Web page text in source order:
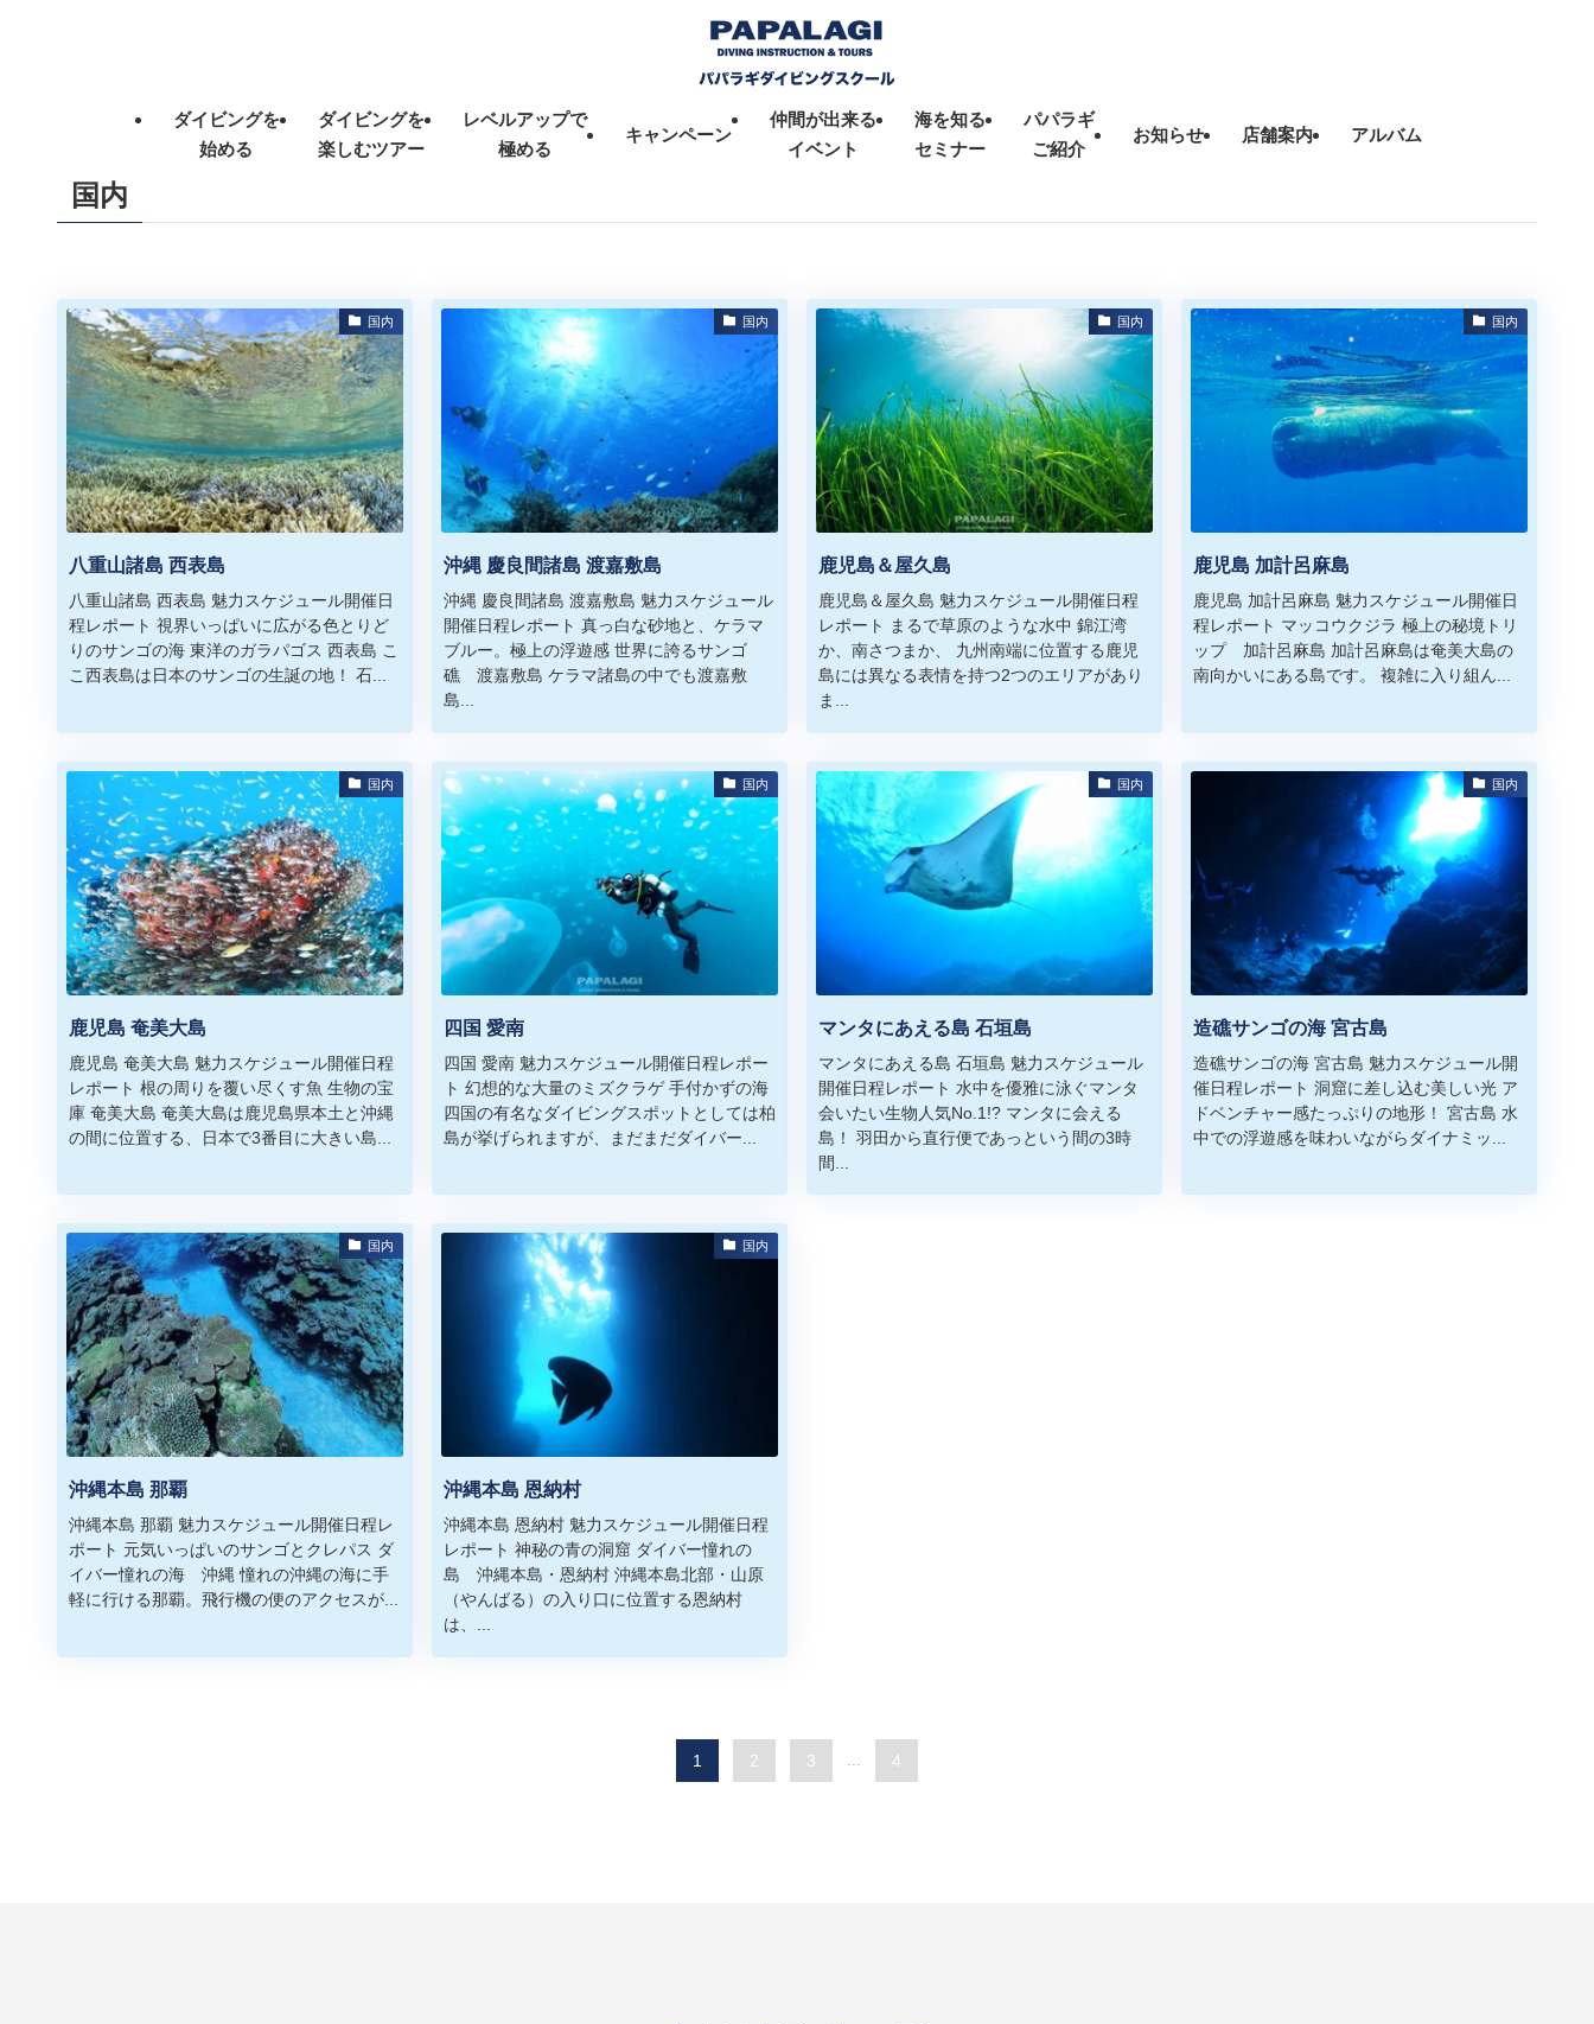
ダイビングを
始める
ダイビングを
楽しむツアー
レベルアップで
極める
キャンペーン
仲間が出来る
イベント
海を知る
セミナー
パパラギ
ご紹介
お知らせ 店舗案内 アルバム
国内
国内
八重山諸島 西表島
八重山諸島 西表島 魅力スケジュール開催日
程レポート 視界いっぱいに広がる色とりど
りのサンゴの海 東洋のガラパゴス 西表島 こ
こ西表島は日本のサンゴの生誕の地！ 石...
国内
沖縄 慶良間諸島 渡嘉敷島
沖縄 慶良間諸島 渡嘉敷島 魅力スケジュール
開催日程レポート 真っ白な砂地と、ケラマ
ブルー。極上の浮遊感 世界に誇るサンゴ
礁 渡嘉敷島 ケラマ諸島の中でも渡嘉敷
島...
国内
鹿児島＆屋久島
鹿児島＆屋久島 魅力スケジュール開催日程
レポート まるで草原のような水中 錦江湾
か、南さつまか、 九州南端に位置する鹿児
島には異なる表情を持つ2つのエリアがあり
ま...
国内
鹿児島 加計呂麻島
鹿児島 加計呂麻島 魅力スケジュール開催日
程レポート マッコウクジラ 極上の秘境トリ
ップ 加計呂麻島 加計呂麻島は奄美大島の
南向かいにある島です。 複雑に入り組ん...
国内
鹿児島 奄美大島
鹿児島 奄美大島 魅力スケジュール開催日程
レポート 根の周りを覆い尽くす魚 生物の宝
庫 奄美大島 奄美大島は鹿児島県本土と沖縄
の間に位置する、日本で3番目に大きい島...
国内
四国 愛南
四国 愛南 魅力スケジュール開催日程レポー
ト 幻想的な大量のミズクラゲ 手付かずの海
四国の有名なダイビングスポットとしては柏
島が挙げられますが、まだまだダイバー...
国内
マンタにあえる島 石垣島
マンタにあえる島 石垣島 魅力スケジュール
開催日程レポート 水中を優雅に泳ぐマンタ
会いたい生物人気No.1!? マンタに会える
島！ 羽田から直行便であっという間の3時
間...
国内
造礁サンゴの海 宮古島
造礁サンゴの海 宮古島 魅力スケジュール開
催日程レポート 洞窟に差し込む美しい光 ア
ドベンチャー感たっぷりの地形！ 宮古島 水
中での浮遊感を味わいながらダイナミッ...
国内
沖縄本島 那覇
沖縄本島 那覇 魅力スケジュール開催日程レ
ポート 元気いっぱいのサンゴとクレパス ダ
イバー憧れの海 沖縄 憧れの沖縄の海に手
軽に行ける那覇。飛行機の便のアクセスが...
国内
沖縄本島 恩納村
沖縄本島 恩納村 魅力スケジュール開催日程
レポート 神秘の青の洞窟 ダイバー憧れの
島 沖縄本島・恩納村 沖縄本島北部・山原
（やんばる）の入り口に位置する恩納村
は、...
1 2 3 4